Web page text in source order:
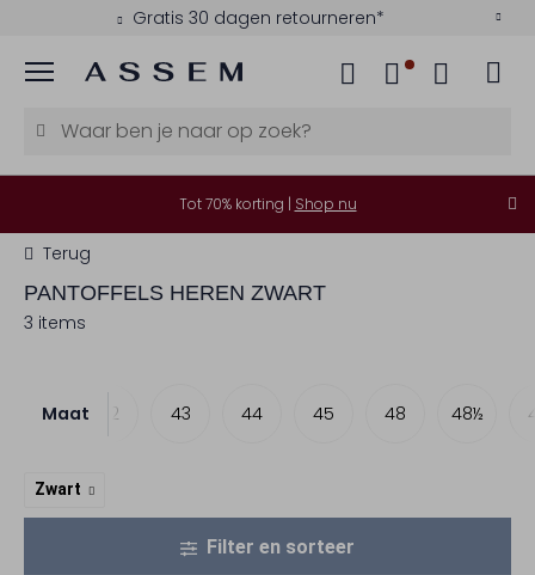
Gratis 30 dagen retourneren*
Menu
Tot 70% korting | Shop nu
Terug
PANTOFFELS HEREN ZWART
3 items
Maat
41 42 43 44 45 48 48½
Zwart
Filter en sorteer